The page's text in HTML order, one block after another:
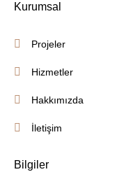
Kurumsal
Projeler
Hizmetler
Hakkımızda
İletişim
Bilgiler